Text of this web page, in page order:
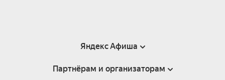
Яндекс Афиша
Справка
Партнёрам и организаторам